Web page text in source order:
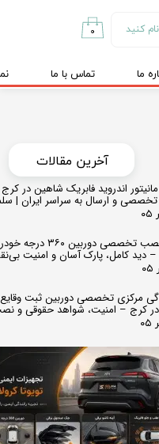
کنید
واژه
۰
ما تماس با ما
اندروید فابریک شاهین در
و ارسال به سراسر ایران |
مرکز نصب تخصصی
– دید کامل، پارک آسان و امنیت
مرکزی تخصصی دوربین ثبت
در کرج – امنیت، شواهد حقوقی و
​​آخرین مقالات